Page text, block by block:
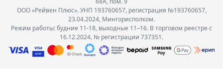
ООО «Рейвен Плюс». УНП 193760657, регистрация №193760657,
23.04.2024, Мингорисполком.
Режим работы: будние 11-18, выходные 11–16. В торговом реестре с
16.12.2024, № регистрации 737351.